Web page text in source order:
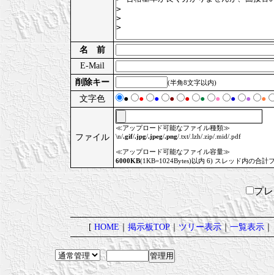
名 前
E-Mail
削除キー
(半角8文字以内)
文字色 ● ● ● ● ● ● ● ● ● ●
ファイル
≪アップロード可能なファイル種類≫
\n/.gif/.jpg/.jpeg/.png/.txt/.lzh/.zip/.mid/.pdf
≪アップロード可能なファイル容量≫
6000KB(1KB=1024Bytes)以内 6) スレッド内の合計
プ
[HOME｜ 掲示板TOP｜ツリー表示｜一覧表示｜